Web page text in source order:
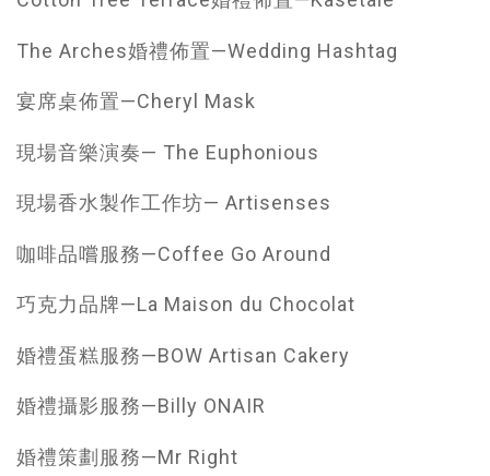
The Arches婚禮佈置—Wedding Hashtag
宴席桌佈置—Cheryl Mask
現場音樂演奏— The Euphonious
現場香水製作工作坊— Artisenses
咖啡品嚐服務—Coffee Go Around
巧克力品牌—La Maison du Chocolat
婚禮蛋糕服務—BOW Artisan Cakery
婚禮攝影服務—Billy ONAIR
婚禮策劃服務—Mr Right